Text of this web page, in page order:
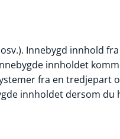
Innebygd innhold
innholdet
fra en tredjepart
innholdet dersom du